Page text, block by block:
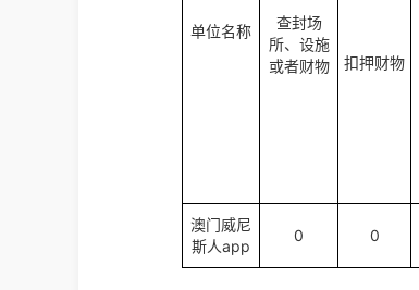
单位名称
查封场
所、设施
或者财物
扣押财物
澳门威尼
斯人app
0 0